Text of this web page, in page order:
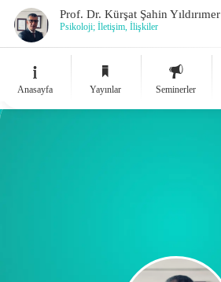
Prof. Dr. Kürşat Şahin Yıldırımer
Psikoloji; İletişim, İlişkiler
Anasayfa Yayınlar Seminerler